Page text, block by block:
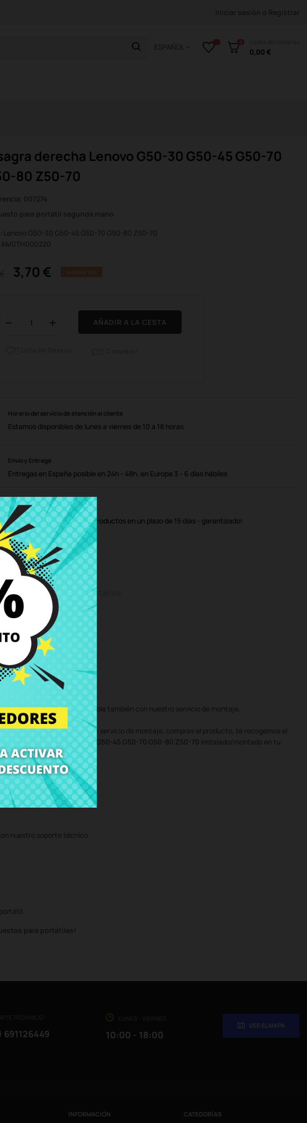
ESPAÑOL
0
0,00 €
derecha Lenovo G50-30 G50-45 G50-70
80 Z50-70
007274
para portátil segunda mano
Lenovo G50-30 G50-45 G50-70 G50-80 Z50-70
3,70 €
AÑADIR A LA CESTA
Horario del servicio de atención al cliente
Estamos disponibles de lunes a viernes de 10 a 18 horas
Envío y Entrega
Entregas en España posible en 24h - 48h, en Europa 3 - 6 días hábiles
Política de Devolución
Puedes devolver todos los productos en un plazo de 15 días - garantizado!
Grados Comentarios
USADO ORIGINAL - disponible también con nuestro servicio de montaje.
de reparación. Con nuestro servicio de montaje, compras el producto, te recogemos el
derecha Lenovo G50-30 G50-45 G50-70 G50-80 Z50-70 instalado/montado en tu
nuestro soporte técnico.
para portátiles!
10:00 - 18:00
VER EL MAPA
INFORMACIÓN CATEGORÍAS